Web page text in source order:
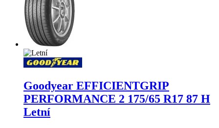
Goodyear EFFICIENTGRIP
PERFORMANCE 2 175/65 R17 87 H
Letní